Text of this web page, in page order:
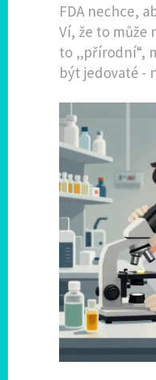
FDA nechce,
Ví, že to může
to „přírodní“,
být jedovaté -